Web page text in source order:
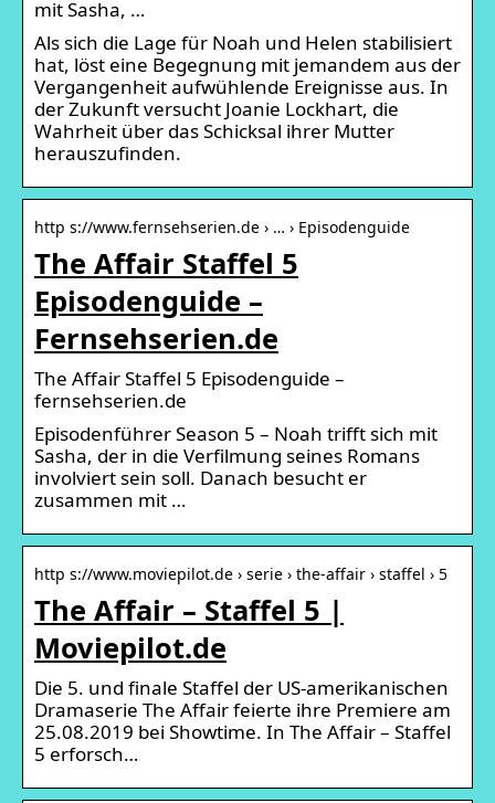
mit Sasha, …
Als sich die Lage für Noah und Helen stabilisiert
hat, löst eine Begegnung mit jemandem aus der
Vergangenheit aufwühlende Ereignisse aus. In
der Zukunft versucht Joanie Lockhart, die
Wahrheit über das Schicksal ihrer Mutter
herauszufinden.
http s://www.fernsehserien.de › … › Episodenguide
The Affair Staffel 5
Episodenguide –
Fernsehserien.de
The Affair Staffel 5 Episodenguide –
fernsehserien.de
Episodenführer Season 5 – Noah trifft sich mit
Sasha, der in die Verfilmung seines Romans
involviert sein soll. Danach besucht er
zusammen mit …
http s://www.moviepilot.de › serie › the-affair › staffel › 5
The Affair – Staffel 5 |
Moviepilot.de
Die 5. und finale Staffel der US-amerikanischen
Dramaserie The Affair feierte ihre Premiere am
25.08.2019 bei Showtime. In The Affair – Staffel
5 erforsch…